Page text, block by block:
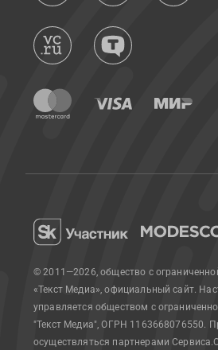
© 2011—2026, общество с
«Текст Медиа», официальный сайт.
управляется обществом с
"Текст Медиа", ОГРН 1163668076550.
осуществляться партнерами Сервиса.